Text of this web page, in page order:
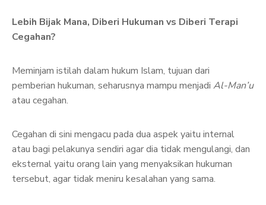
Lebih Bijak Mana, Diberi Hukuman vs Diberi Terapi
Cegahan?
Meminjam istilah dalam hukum Islam, tujuan dari
pemberian hukuman, seharusnya mampu menjadi Al-Man’u
atau cegahan.
Cegahan di sini mengacu pada dua aspek yaitu internal
atau bagi pelakunya sendiri agar dia tidak mengulangi, dan
eksternal yaitu orang lain yang menyaksikan hukuman
tersebut, agar tidak meniru kesalahan yang sama.